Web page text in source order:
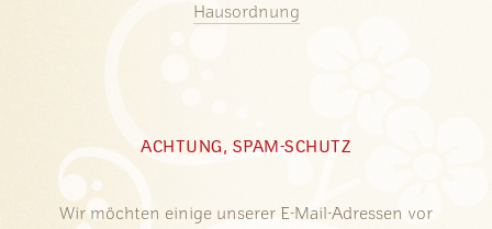
Hausordnung
ACHTUNG, SPAM-SCHUTZ
Wir möchten einige unserer E-Mail-Adressen vor